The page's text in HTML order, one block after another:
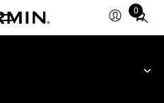
0
Total
items
cart: